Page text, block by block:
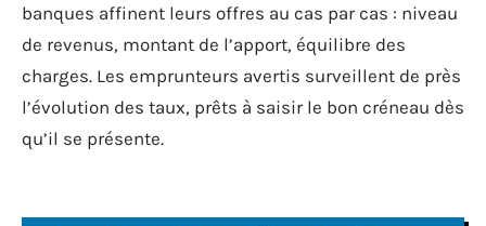
banques affinent leurs offres au cas par cas : niveau
de revenus, montant de l’apport, équilibre des
charges. Les emprunteurs avertis surveillent de près
l’évolution des taux, prêts à saisir le bon créneau dès
qu’il se présente.